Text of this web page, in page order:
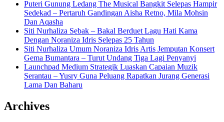
Puteri Gunung Ledang The Musical Bangkit Selepas Hampir
Sedekad – Pertaruh Gandingan Aisha Retno, Mila Mohsin
Dan Aqasha
Siti Nurhaliza Sebak – Bakal Berduet Lagu Hati Kama
Dengan Noraniza Idris Selepas 25 Tahun
Siti Nurhaliza Umum Noraniza Idris Artis Jemputan Konsert
Gema Bumantara – Turut Undang Tiga Lagi Penyanyi
Launchpad Medium Strategik Luaskan Capaian Muzik
Serantau – Yusry Guna Peluang Rapatkan Jurang Generasi
Lama Dan Baharu
Archives